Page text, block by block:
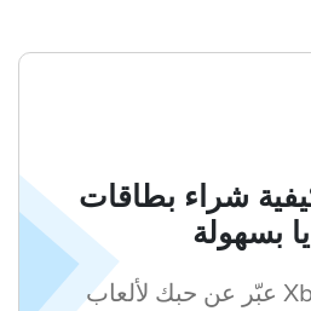
شراء بطاقات
بسهولة
عبّر عن حبك لألعاب Xbox مع بطاقات